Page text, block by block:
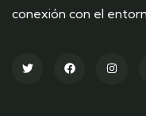
conexión con el